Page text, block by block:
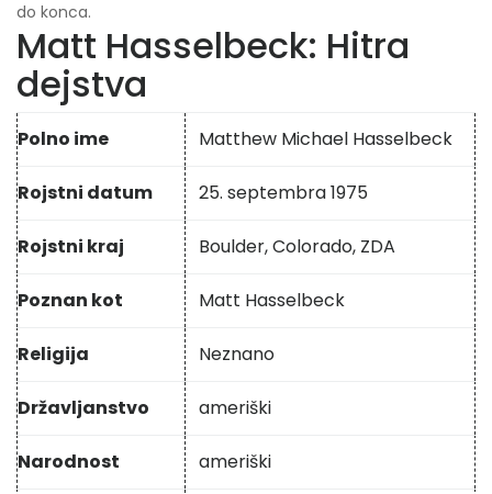
do konca.
Matt Hasselbeck: Hitra
dejstva
Polno ime Matthew Michael Hasselbeck
Rojstni datum 25. septembra 1975
Rojstni kraj Boulder, Colorado, ZDA
Poznan kot Matt Hasselbeck
Religija Neznano
Državljanstvo ameriški
Narodnost ameriški